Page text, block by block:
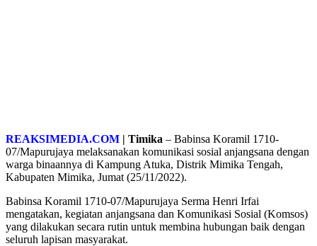
REAKSIMEDIA.COM | Timika – Babinsa Koramil 1710-
07/Mapurujaya melaksanakan komunikasi sosial anjangsana dengan
warga binaannya di Kampung Atuka, Distrik Mimika Tengah,
Kabupaten Mimika, Jumat (25/11/2022).
Babinsa Koramil 1710-07/Mapurujaya Serma Henri Irfai
mengatakan, kegiatan anjangsana dan Komunikasi Sosial (Komsos)
yang dilakukan secara rutin untuk membina hubungan baik dengan
seluruh lapisan masyarakat.